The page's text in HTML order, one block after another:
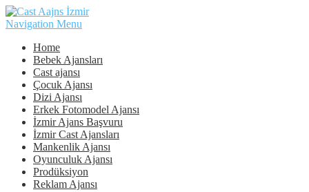
Navigation Menu
Home
Bebek Ajansları
Cast ajansı
Çocuk Ajansı
Dizi Ajansı
Erkek Fotomodel Ajansı
İzmir Ajans Başvuru
İzmir Cast Ajansları
Mankenlik Ajansı
Oyunculuk Ajansı
Prodüksiyon
Reklam Ajansı